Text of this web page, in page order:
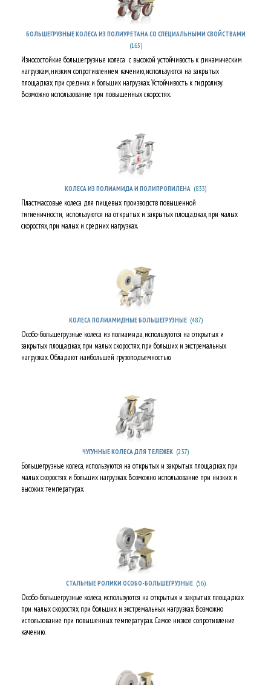
БОЛЬШЕГРУЗНЫЕ КОЛЕСА ИЗ ПОЛИУРЕТАНА СО СПЕЦИАЛЬНЫМИ СВОЙСТВАМИ
(165)
Износостойкие большегрузные колеса с высокой устойчивость к динамическим
нагрузкам, низким сопротивлением качению, используются на закрытых
площадках, при средних и больших нагрузках. Устойчивость к гидролизу.
Возможно использование при повышенных скоростях.
КОЛЕСА ИЗ ПОЛИАМИДА И ПОЛИПРОПИЛЕНА (833)
Пластмассовые колеса для пищевых производств повышенной
гигиеничности, используются на открытых и закрытых площадках, при малых
скоростях, при малых и средних нагрузках.
КОЛЕСА ПОЛИАМИДНЫЕ БОЛЬШЕГРУЗНЫЕ (487)
Особо-большегрузные колеса из полиамида, используются на открытых и
закрытых площадках, при малых скоростях, при больших и экстремальных
нагрузках. Обладают наибольшей грузоподъемностью.
ЧУГУННЫЕ КОЛЕСА ДЛЯ ТЕЛЕЖЕК (237)
Большегрузные колеса, используются на открытых и закрытых площадках, при
малых скоростях и больших нагрузках. Возможно использование при низких и
высоких температурах.
СТАЛЬНЫЕ РОЛИКИ ОСОБО-БОЛЬШЕГРУЗНЫЕ (56)
Особо-большегрузные колеса, используются на открытых и закрытых площадках
при малых скоростях, при больших и экстремальных нагрузках. Возможно
использование при повышенных температурах. Самое низкое сопротивление
качению.